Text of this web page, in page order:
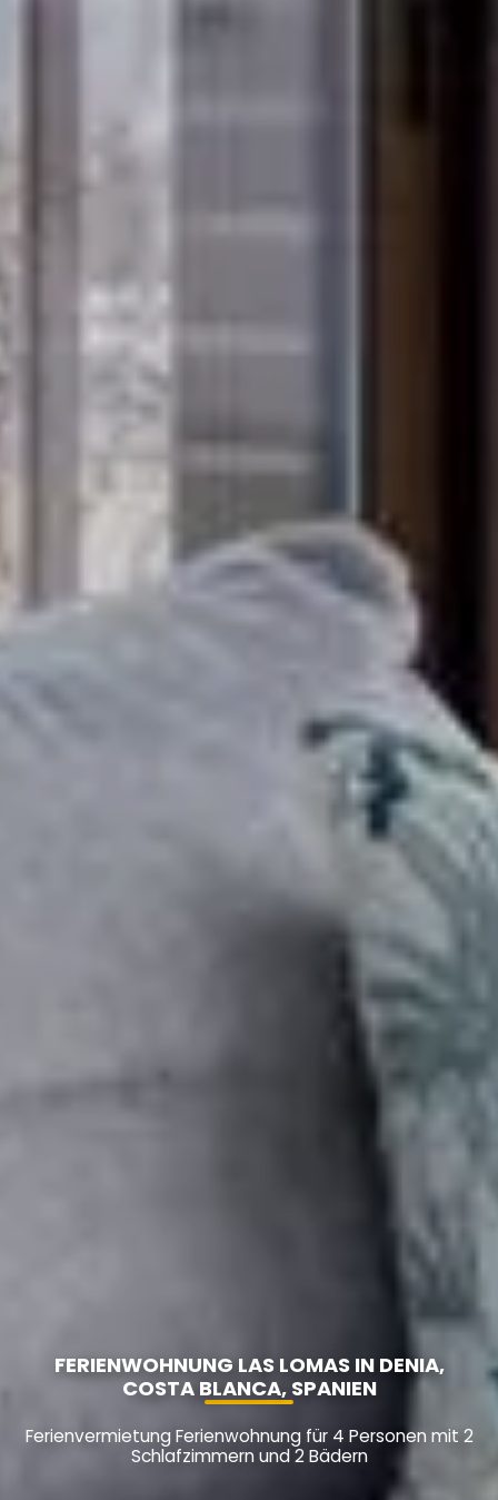
FERIENWOHNUNG LAS LOMAS IN DENIA,
COSTA BLANCA, SPANIEN
Ferienvermietung Ferienwohnung für 4 Personen mit 2
Schlafzimmern und 2 Bädern